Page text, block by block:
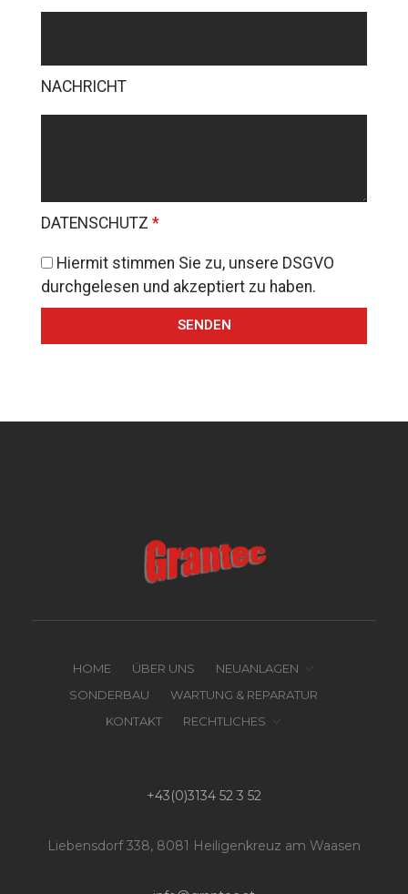
NACHRICHT
DATENSCHUTZ
Hiermit stimmen Sie zu, unsere DSGVO
durchgelesen und akzeptiert zu haben.
SENDEN
HOME ÜBER UNS
NEUANLAGEN
SONDERBAU
WARTUNG & REPARATUR
KONTAKT
RECHTLICHES
+43(0)3134 52 3 52
Liebensdorf 338, 8081 Heiligenkreuz am Waasen